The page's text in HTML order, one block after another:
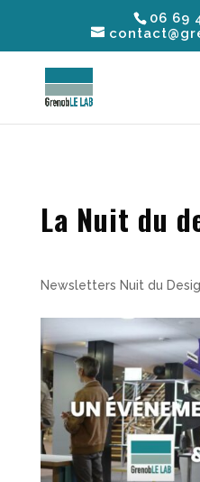
06 69
La Nuit du
Newsletters Nuit du